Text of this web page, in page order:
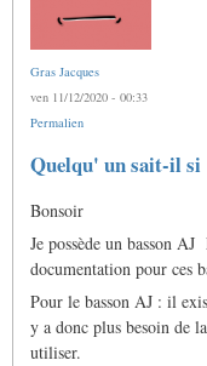
Gras Jacques
ven 11/12/2020 - 00:33
Permalien
En
réponse
Quelqu'un
il
si
par
Duvernois
Quelqu' un sait-il si
Bonsoir
Je possède un basson
documentation pour ces
Pour le basson AJ : il
y a donc plus besoin de
utiliser.